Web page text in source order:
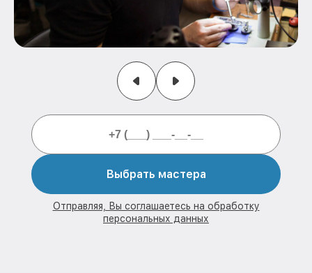
Выбрать мастера
Отправляя, Вы соглашаетесь на обработку
персональных данных